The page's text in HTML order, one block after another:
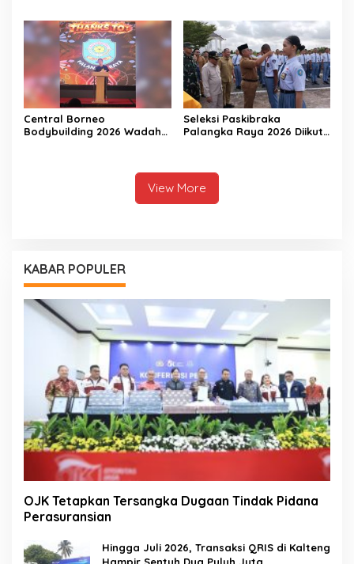
Central Borneo
Bodybuilding 2026 Wadah
Seleksi Paskibraka
Palangka Raya 2026 Diikuti
View More
KABAR POPULER
OJK Tetapkan Tersangka Dugaan Tindak Pidana
Perasuransian
Hingga Juli 2026, Transaksi QRIS di Kalteng
Hampir Sentuh Dua Puluh Juta